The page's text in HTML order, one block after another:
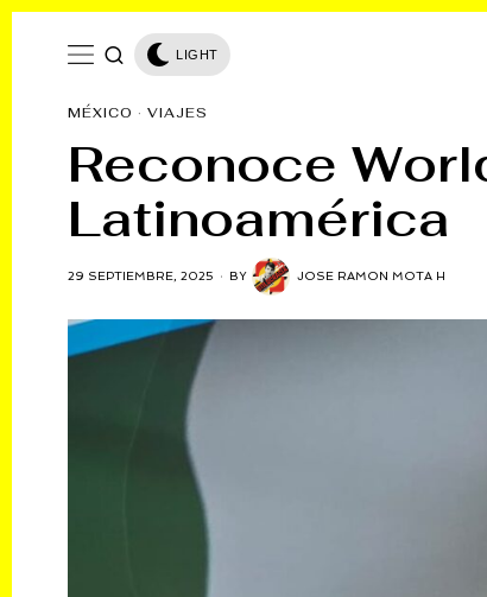
LIGHT
MÉXICO · VIAJES
Reconoce
Latinoamérica
29 SEPTIEMBRE, 2025 BY JOSE RAMON MOTA H